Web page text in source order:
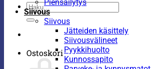
Etsi:
Ostoskori
Piensäilytys
Siivous
Siivous
Jätteiden käsittely
Siivousvälineet
Pyykkihuolto
Kunnossapito